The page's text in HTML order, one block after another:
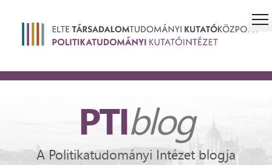
PTIblog
A Politikatudományi Intézet blogja